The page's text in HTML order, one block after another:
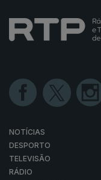
NOTÍCIAS
DESPORTO
TELEVISÃO
RÁDIO